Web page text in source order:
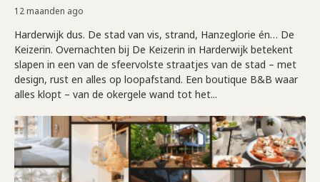
12 maanden ago
Harderwijk dus. De stad van vis, strand, Hanzeglorie én… De
Keizerin. Overnachten bij De Keizerin in Harderwijk betekent
slapen in een van de sfeervolste straatjes van de stad – met
design, rust en alles op loopafstand. Een boutique B&B waar
alles klopt – van de okergele wand tot het...